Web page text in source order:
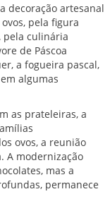
decoração artesanal
pela figura
pela culinária
de Páscoa
a fogueira pascal,
algumas
as prateleiras, a
ovos, a reunião
A modernização
mas a
permanece